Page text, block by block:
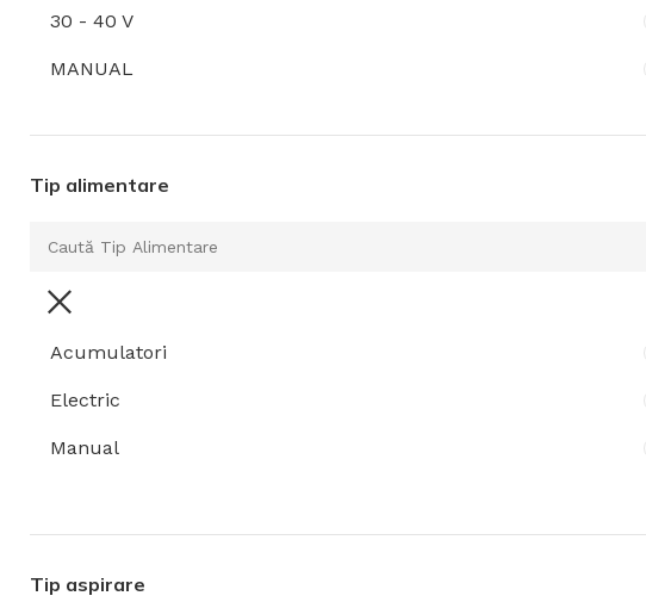
30 - 40 V
MANUAL
Tip alimentare
Acumulatori
Electric
Manual
Tip aspirare